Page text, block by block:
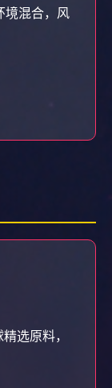
境混合，风
选原料，